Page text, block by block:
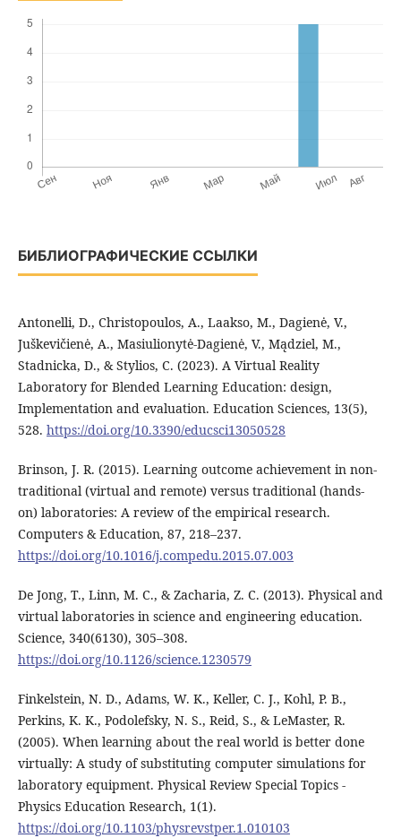
БИБЛИОГРАФИЧЕСКИЕ ССЫЛКИ
Antonelli, D., Christopoulos, A., Laakso, M., Dagienė, V.,
Juškevičienė, A., Masiulionytė-Dagienė, V., Mądziel, M.,
Stadnicka, D., & Stylios, C. (2023). A Virtual Reality
Laboratory for Blended Learning Education: design,
Implementation and evaluation. Education Sciences, 13(5),
528. https://doi.org/10.3390/educsci13050528
Brinson, J. R. (2015). Learning outcome achievement in non-
traditional (virtual and remote) versus traditional (hands-
on) laboratories: A review of the empirical research.
Computers & Education, 87, 218–237.
https://doi.org/10.1016/j.compedu.2015.07.003
De Jong, T., Linn, M. C., & Zacharia, Z. C. (2013). Physical and
virtual laboratories in science and engineering education.
Science, 340(6130), 305–308.
https://doi.org/10.1126/science.1230579
Finkelstein, N. D., Adams, W. K., Keller, C. J., Kohl, P. B.,
Perkins, K. K., Podolefsky, N. S., Reid, S., & LeMaster, R.
(2005). When learning about the real world is better done
virtually: A study of substituting computer simulations for
laboratory equipment. Physical Review Special Topics -
Physics Education Research, 1(1).
https://doi.org/10.1103/physrevstper.1.010103